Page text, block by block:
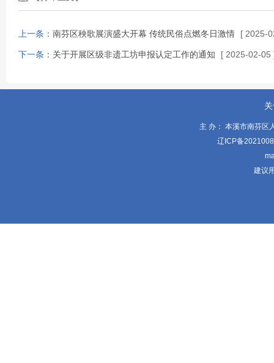
上一条： 南芬区秧歌展演盛大开幕 传统民俗点燃冬日激情 [ 2025-
下一条： 关于开展区级非遗工坊申报认定工作的通知 [ 2025-02-05
主 办： 本溪市南芬
辽ICP备
建议